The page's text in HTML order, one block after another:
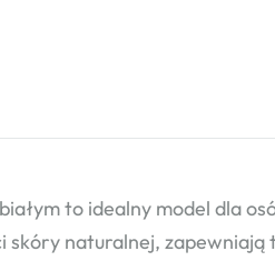
to idealny model dla
skóry naturalnej,